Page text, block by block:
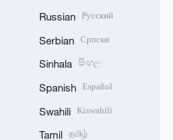
Russian Русский
Serbian Српски
Sinhala සිංහල
Spanish Español
Swahili Kiswahili
Tamil தமிழ்